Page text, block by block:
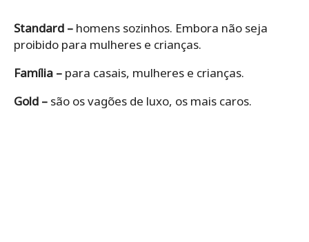
Standard – homens sozinhos. Embora não seja
proibido para mulheres e crianças.
Família – para casais, mulheres e crianças.
Gold – são os vagões de luxo, os mais caros.